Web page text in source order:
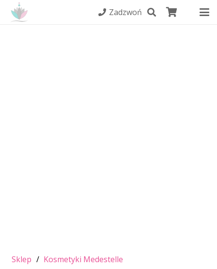
Zadzwoń
Sklep / Kosmetyki Medestelle